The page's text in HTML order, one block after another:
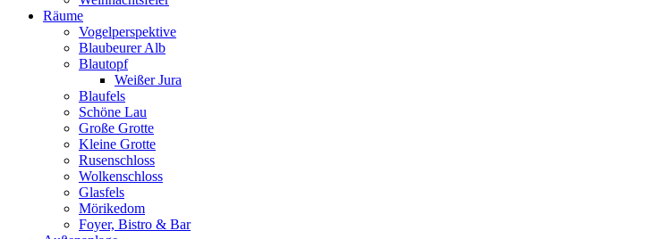
Räume
Vogelperspektive
Blaubeurer Alb
Blautopf
Weißer Jura
Blaufels
Schöne Lau
Große Grotte
Kleine Grotte
Rusenschloss
Wolkenschloss
Glasfels
Mörikedom
Foyer, Bistro & Bar